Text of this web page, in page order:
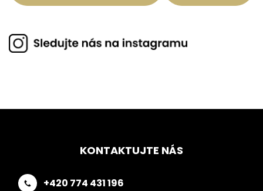
KONTAKTUJTE NÁS
+420 774 431 196